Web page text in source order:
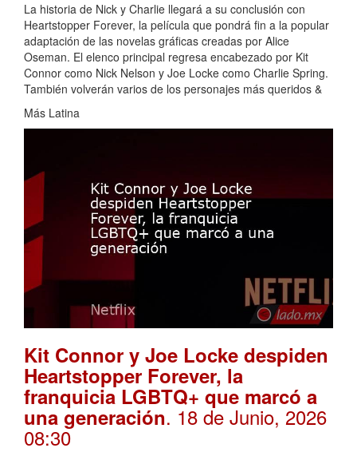
La historia de Nick y Charlie llegará a su conclusión con
Heartstopper Forever, la película que pondrá fin a la popular
adaptación de las novelas gráficas creadas por Alice
Oseman. El elenco principal regresa encabezado por Kit
Connor como Nick Nelson y Joe Locke como Charlie Spring.
También volverán varios de los personajes más queridos &
Más Latina
Kit Connor y Joe Locke despiden
Heartstopper Forever, la
franquicia LGBTQ+ que marcó a
una generación. 18 de Junio, 2026
08:30